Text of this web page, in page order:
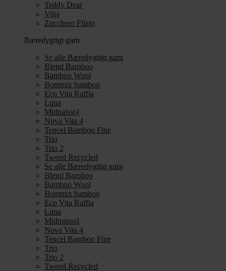
Teddy Dear
Vilja
Zucchero Filato
Bæredygtigt garn
Se alle Bæredygtigt garn
Blend Bamboo
Bamboo Wool
Bommix bamboo
Eco Vita Raffia
Luna
Midnatssol
Nova Vita 4
Tencel Bamboo Fine
Trio
Trio 2
Tweed Recycled
Se alle Bæredygtigt garn
Blend Bamboo
Bamboo Wool
Bommix bamboo
Eco Vita Raffia
Luna
Midnatssol
Nova Vita 4
Tencel Bamboo Fine
Trio
Trio 2
Tweed Recycled